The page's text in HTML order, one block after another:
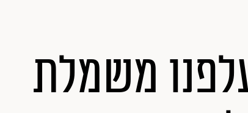
משמלת